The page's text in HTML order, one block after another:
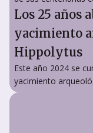
Los 25 años
yacimiento
Hippolytus
Este año 2024 se
yacimiento